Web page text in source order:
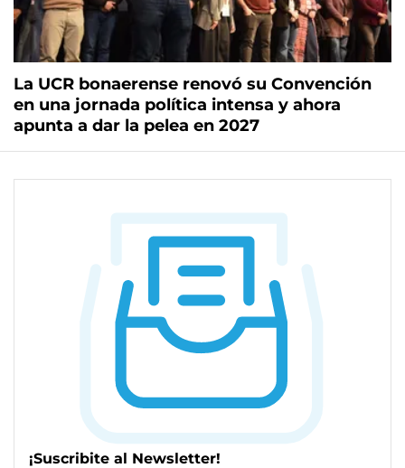
La UCR bonaerense renovó su Convención
en una jornada política intensa y ahora
apunta a dar la pelea en 2027
¡Suscribite al Newsletter!